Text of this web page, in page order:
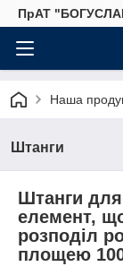
ПрАТ
Наша
Штанги
Штанги
елемент,
розподіл
площею